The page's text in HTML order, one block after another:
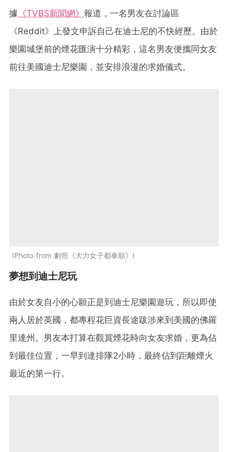
據 《TVBS新聞網》 報道，一名男友在討論區
《Reddit》上發文申訴自己在迪士尼的不快經歷。由於
樂園城堡前的煙花匯演十分精彩，這名男友便攜同女友
前往美國迪士尼樂園，並安排浪漫的求婚儀式。
Photo from 劇照《大力女子都奉順》
夢想到迪士尼玩
由於女友自小的心願正是到迪士尼樂園遊玩，所以即使
兩人居於英國，都專程花巨資長途跋涉來到美國的佛羅
里達州。男友本打算在觀賞煙花時向女友求婚，更為佔
到最佳位置，一早到達排隊2小時，最終佔到距離煙火
最近的第一行。